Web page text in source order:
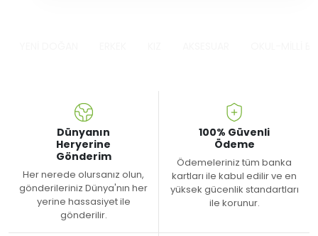
Dünyanın
Heryerine
Gönderim
Her nerede olursanız olun,
gönderileriniz Dünya'nın her
yerine hassasiyet ile
gönderilir.
100% Güvenli
Ödeme
Ödemeleriniz tüm banka
kartları ile kabul edilir ve en
yüksek gücenlik standartları
ile korunur.